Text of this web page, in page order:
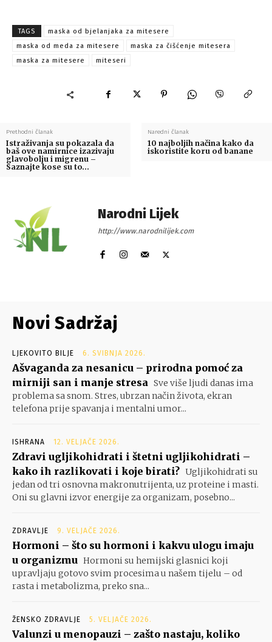
TAGS
maska od bjelanjaka za mitesere
maska od meda za mitesere
maska za čišćenje mitesera
maska za mitesere
miteseri
Prethodni članak
Istraživanja su pokazala da
baš ove namirnice izazivaju
glavobolju i migrenu –
Saznajte kose su to…
Naredni članak
10 najboljih načina kako da
iskoristite koru od banane
Narodni Lijek
http://www.narodnilijek.com
Novi Sadržaj
LJEKOVITO BILJE 6. SVIBNJA 2026.
Ašvaganda za nesanicu – prirodna pomoć za
mirniji san i manje stresa Sve više ljudi danas ima
problema sa snom. Stres, ubrzan način života, ekran
telefona prije spavanja i mentalni umor...
ISHRANA 12. VELJAČE 2026.
Zdravi ugljikohidrati i štetni ugljikohidrati –
kako ih razlikovati i koje birati? Ugljikohidrati su
jedan od tri osnovna makronutrijenta, uz proteine i masti.
Oni su glavni izvor energije za organizam, posebno...
ZDRAVLJE 9. VELJAČE 2026.
Hormoni – što su hormoni i kakvu ulogu imaju
u organizmu Hormoni su hemijski glasnici koji
upravljaju gotovo svim procesima u našem tijelu – od
rasta i metabolizma, preko sna...
ŽENSKO ZDRAVLJE 5. VELJAČE 2026.
Valunzi u menopauzi – zašto nastaju, koliko